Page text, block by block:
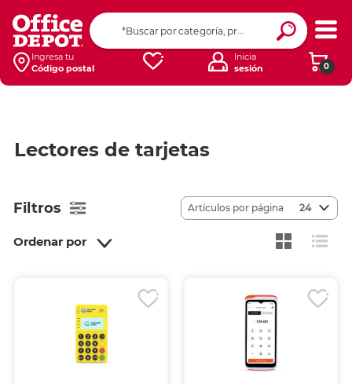
Ingresa tu
Código postal
0
Inicia
sesión
Lectores de tarjetas
Filtros
Ordenar por
Artículos por página 24